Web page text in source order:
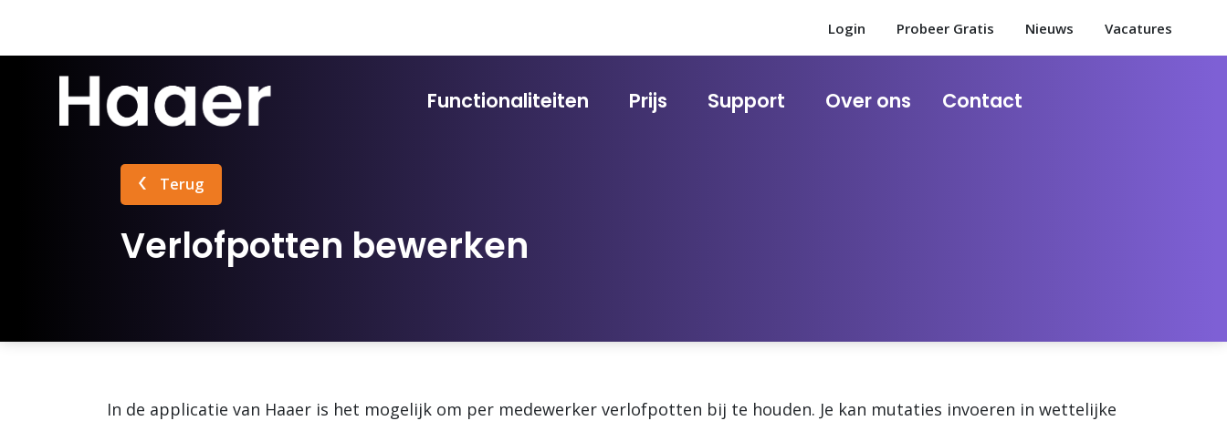
Login Probeer Gratis Nieuws Vacatures
Functionaliteiten Prijs Support Over ons Contact
Terug
Verlofpotten bewerken
In de applicatie van Haaer is het mogelijk om per medewerker verlofpotten bij te houden. Je kan mutaties invoeren in wettelijke